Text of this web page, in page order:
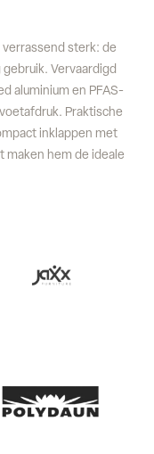
verrassend sterk: de
Vervaardigd
aluminium en PFAS-
Praktische
inklappen met
hem de ideale